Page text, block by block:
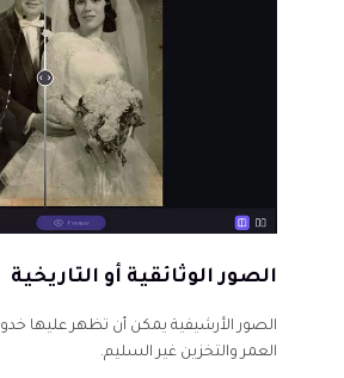
الصور الوثائقية أو التاريخية
الصور الأرشيفية يمكن أن تظهر عليها
العمر والتخزين غير السليم.